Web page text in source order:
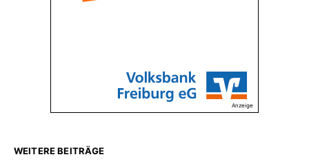
Anzeige
WEITERE BEITRÄGE